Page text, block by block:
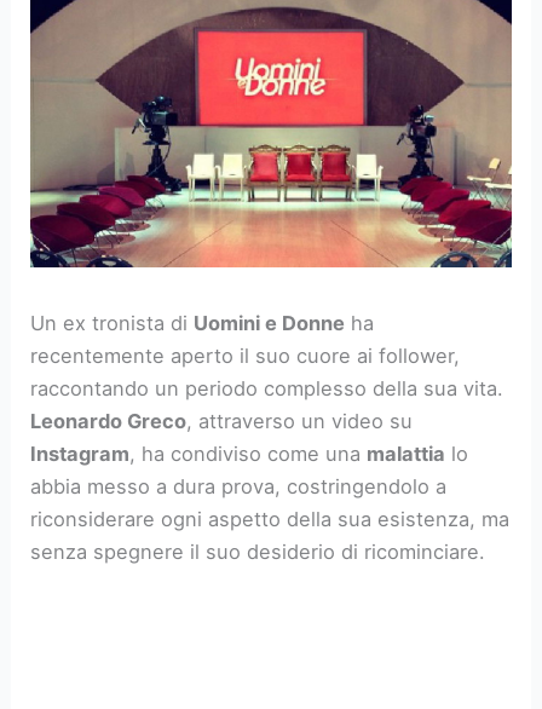
Un ex tronista di Uomini e Donne ha
recentemente aperto il suo cuore ai follower,
raccontando un periodo complesso della sua vita.
Leonardo Greco, attraverso un video su
Instagram, ha condiviso come una malattia lo
abbia messo a dura prova, costringendolo a
riconsiderare ogni aspetto della sua esistenza, ma
senza spegnere il suo desiderio di ricominciare.